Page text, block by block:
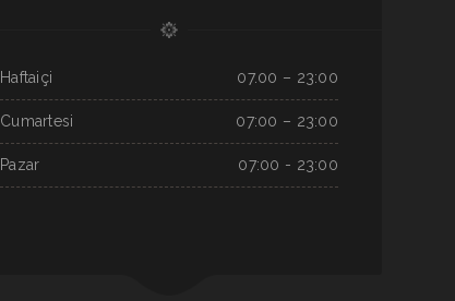
Haftaiçi 07.00 – 23:00
Cumartesi 07:00 – 23:00
Pazar 07:00 - 23:00